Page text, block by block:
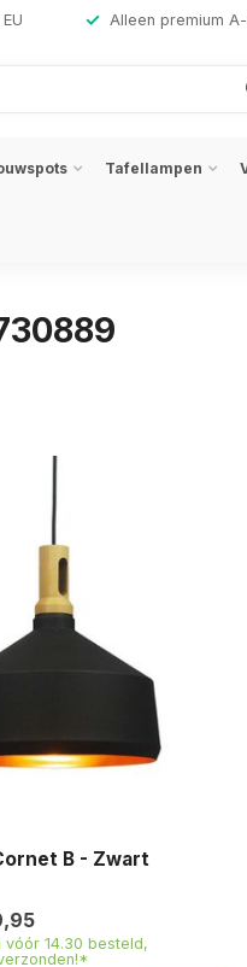
Alleen premium
Tafellampen
B - Zwart
vóór 14.30 besteld,